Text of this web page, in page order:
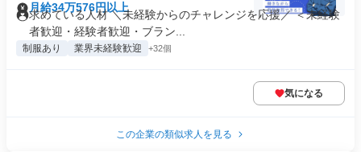
月給34万576円以上
求めている人材 ＼未経験からのチャレンジを応援／ ＜未経験
者歓迎・経験者歓迎・ブラン...
制服あり 業界未経験歓迎 +32個
気になる
この企業の類似求人を見る